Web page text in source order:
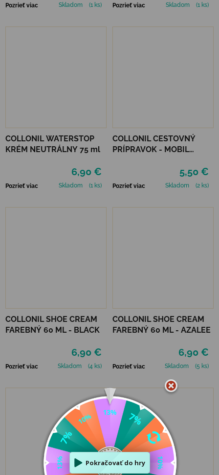
Pozrieť viac Skladom (1 ks) Pozrieť viac Skladom (1 ks)
COLLONIL WATERSTOP
KRÉM NEUTRÁLNY 75 ml
6,90 €
Pozrieť viac Skladom (1 ks)
COLLONIL CESTOVNÝ
PRÍPRAVOK - MOBIL
5,50 €
Pozrieť viac Skladom (2 ks)
COLLONIL SHOE CREAM
FAREBNÝ 60 ML - BLACK
6,90 €
Pozrieť viac Skladom (4 ks)
COLLONIL SHOE CREAM
FAREBNÝ 60 ML - AZALEE
6,90 €
Pozrieť viac Skladom (5 ks)